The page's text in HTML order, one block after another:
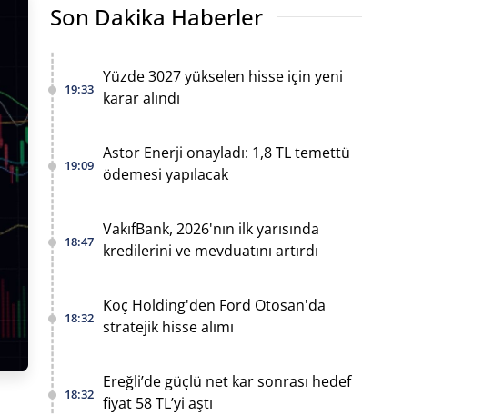
Son Dakika Haberler
19:33
Yüzde 3027 yükselen hisse için yeni
karar alındı
19:09
Astor Enerji onayladı: 1,8 TL temettü
ödemesi yapılacak
18:47
VakıfBank, 2026'nın ilk yarısında
kredilerini ve mevduatını artırdı
18:32
Koç Holding'den Ford Otosan'da
stratejik hisse alımı
18:32
Ereğli’de güçlü net kar sonrası hedef
fiyat 58 TL’yi aştı